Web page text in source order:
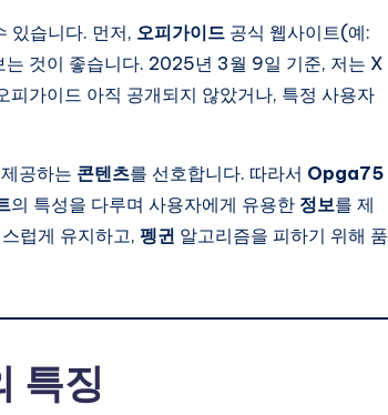
있습니다. 먼저, 오피가이드 공식 웹사이트(예:
는 것이 좋습니다. 2025년 3월 9일 기준, 저는 X
가이드 아직 공개되지 않았거나, 특정 사용자
공하는 콘텐츠를 선호합니다. 따라서 Opga75
의 특성을 다루며 사용자에게 유용한 정보를 제
럽게 유지하고, 펭귄 알고리즘을 피하기 위해 품
특징